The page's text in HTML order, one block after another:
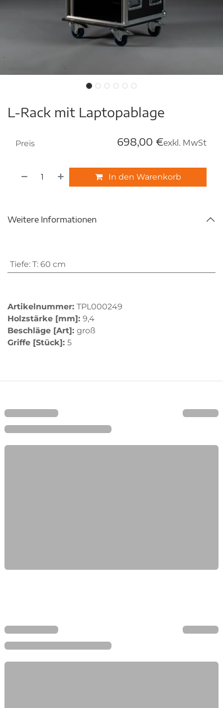
L-Rack mit Laptopablage
In den Warenkorb
Preis 698,00 €exkl. MwSt
Weitere Informationen
Tiefe: T: 60 cm
Artikelnummer: TPL000249
Holzstärke [mm]: 9,4
Beschläge [Art]: groß
Griffe [Stück]: 5